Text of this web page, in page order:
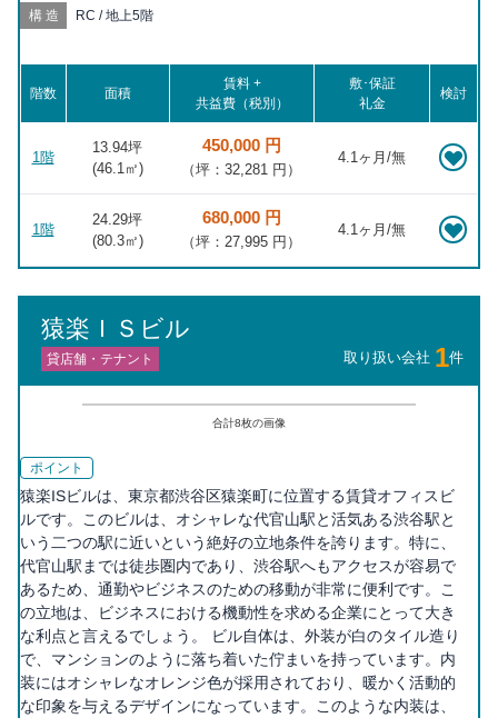
構造 RC / 地上5階
階数 面積
賃料 +
共益費（税別）
敷･保証
礼金
検討
1階
13.94坪
(46.1㎡)
450,000 円
（坪：32,281 円）
4.1ヶ月/無
1階
24.29坪
(80.3㎡)
680,000 円
（坪：27,995 円）
4.1ヶ月/無
猿楽ＩＳビル
貸店舗・テナント 取り扱い会社 1件
合計8枚の画像
ポイント
猿楽ISビルは、東京都渋谷区猿楽町に位置する賃貸オフィスビ
ルです。このビルは、オシャレな代官山駅と活気ある渋谷駅と
いう二つの駅に近いという絶好の立地条件を誇ります。特に、
代官山駅までは徒歩圏内であり、渋谷駅へもアクセスが容易で
あるため、通勤やビジネスのための移動が非常に便利です。こ
の立地は、ビジネスにおける機動性を求める企業にとって大き
な利点と言えるでしょう。 ビル自体は、外装が白のタイル造り
で、マンションのように落ち着いた佇まいを持っています。内
装にはオシャレなオレンジ色が採用されており、暖かく活動的
な印象を与えるデザインになっています。このような内装は、